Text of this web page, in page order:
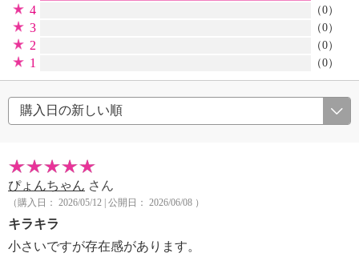
4 （0）
3 （0）
2 （0）
1 （0）
ぴょんちゃん さん
（購入日： 2026/05/12 | 公開日： 2026/06/08 ）
キラキラ
小さいですが存在感があります。